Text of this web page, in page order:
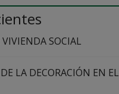
SOCIAL
LA DECORACIÓN EN EL